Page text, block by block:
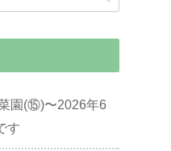
園(⑮)〜2026年6
す